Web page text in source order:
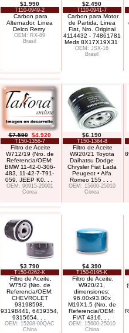
$1.990
T110-0949-2
Carbon para
Alternador, Linea
Delco Remy
OEM: RX-89
Brasil
$2.490
T110-0941-7
Carbon para Motor
de Partida, Linea
Fiat, Nro. Original
4114432 - 74861781
Meds 8X17X19X31
OEM: JSX-16
Brasil
$7.590 $4.920
T150-1356-7
Filtro de Aceite
W712/19 (Nro. de
Referencia/OEM:
BMW 11-42-0-306-
483, 11-42-7-791-
059, JEEP K0. . .
OEM: 90915-20001
Corea
$6.190
T150-1364-8
Filtro de Aceite
W920/21 Toyota
Daihatsu Dodge
Chrysler Fiat Lada
Peugeot • Alfa
Romeo 155
OEM: 15600-25010
Corea
$3.790
T150-0262-K
Filtro de Aceite,
W75/2 (Nro. de
Referencia/OEM:
CHEVROLET
93198598,
93198441, 6439354,
9315654. . .
OEM: 15208-00QAC
China
$4.390
T150-0195-K
Filtro de Aceite,
W920/21,
dimensiones:
96.00x93.00x
M19X1.5 (Nro. de
Referencia/OEM:
FIAT 4316
OEM: 15600-25010
China